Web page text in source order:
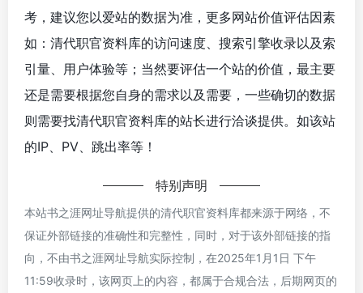
考，建议您以爱站的数据为准，更多网站价值评估因素
如：清代职官资料库的访问速度、搜索引擎收录以及索
引量、用户体验等；当然要评估一个站的价值，最主要
还是需要根据您自身的需求以及需要，一些确切的数据
则需要找清代职官资料库的站长进行洽谈提供。如该站
的IP、PV、跳出率等！
特别声明
本站书之涯网址导航提供的清代职官资料库都来源于网络，不
保证外部链接的准确性和完整性，同时，对于该外部链接的指
向，不由书之涯网址导航实际控制，在2025年1月1日 下午
11:59收录时，该网页上的内容，都属于合规合法，后期网页的